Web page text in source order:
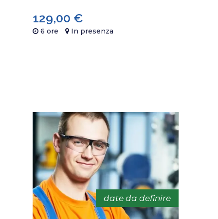
129,00 €
6 ore In presenza
date da definire